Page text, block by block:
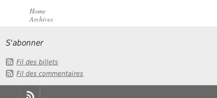
Home
Archives
S'abonner
Fil des billets
Fil des commentaires